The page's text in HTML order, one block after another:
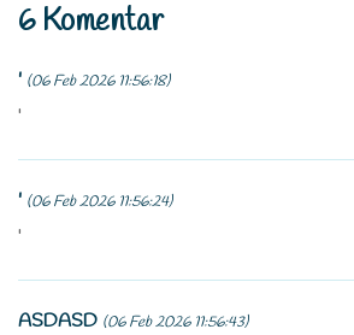
6 Komentar
' (06 Feb 2026 11:56:18)
'
' (06 Feb 2026 11:56:24)
'
ASDASD (06 Feb 2026 11:56:43)